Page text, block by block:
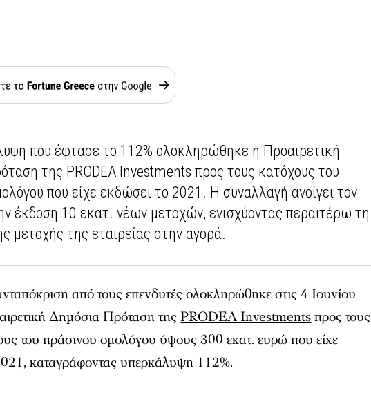
που έφτασε το 112% ολοκληρώθηκε η Προαιρετική
της PRODEA Investments προς τους κατόχους του
που είχε εκδώσει το 2021. Η συναλλαγή ανοίγει τον
έκδοση 10 εκατ. νέων μετοχών, ενισχύοντας περαιτέρω τη
μετοχής της εταιρείας στην αγορά.
από τους επενδυτές ολοκληρώθηκε στις 4 Ιουνίου
Δημόσια Πρόταση τηςPRODEA Investmentsπρος τους
του πράσινου ομολόγου ύψους 300 εκατ. ευρώ που είχε
καταγράφοντας υπερκάλυψη 112%.